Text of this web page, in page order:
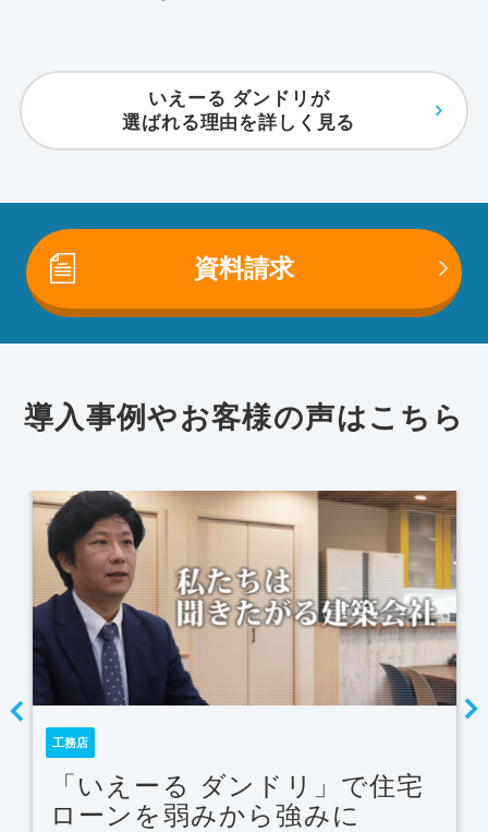
いえーる ダンドリが
選ばれる理由を詳しく見る
資料請求
導入事例やお客様の声はこちら
工務店
「いえーる ダンドリ」で住宅
ローンを弱みから強みに